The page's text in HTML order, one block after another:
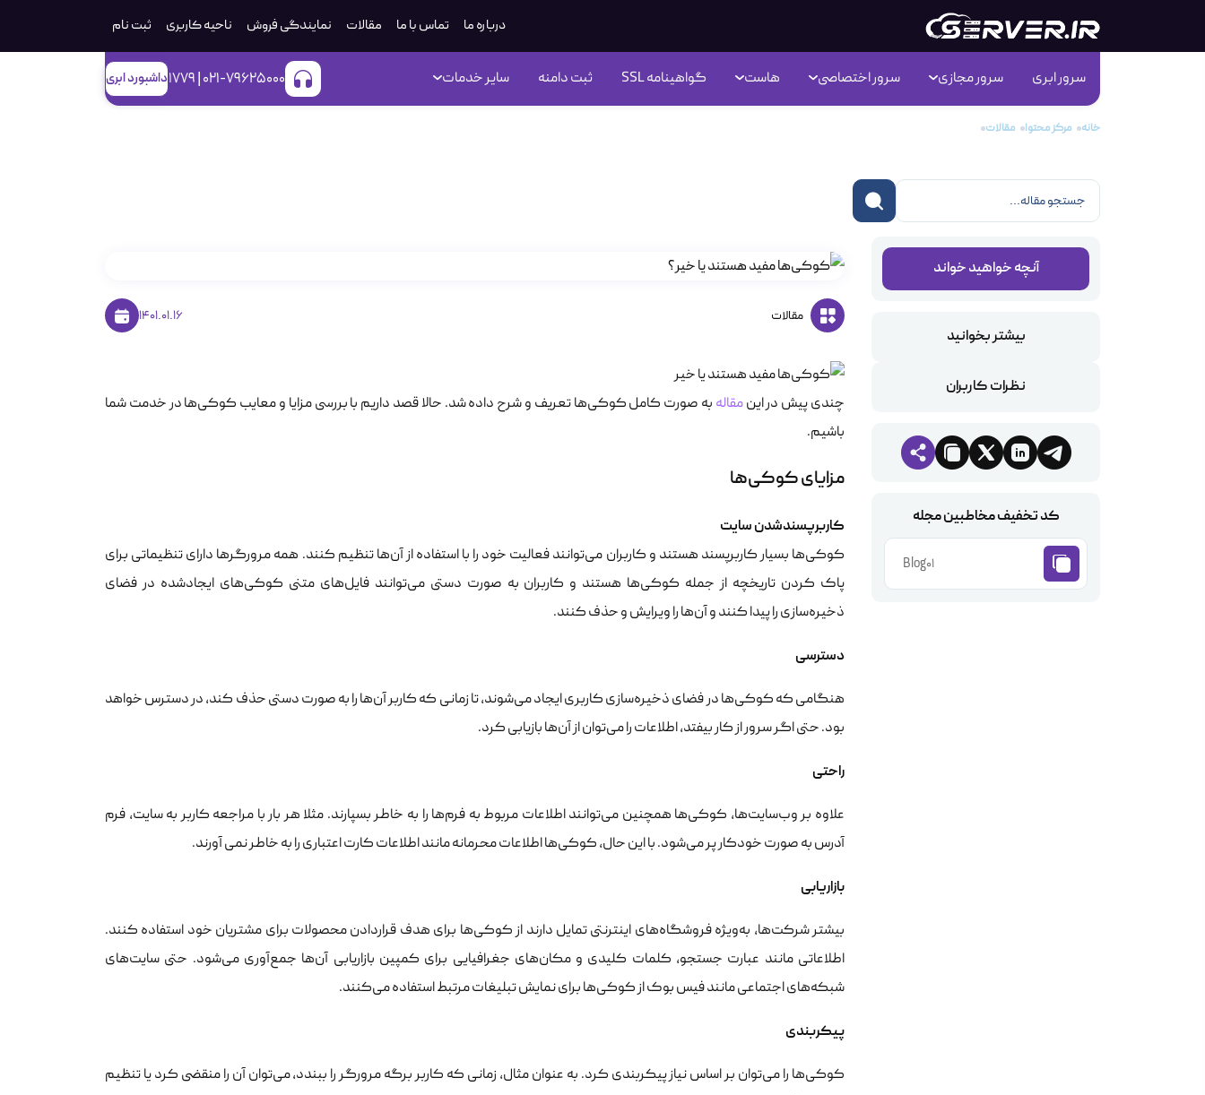
درباره ما تماس با ما مقالات نمایندگی فروش ناحیه کاربری ثبت‌ نام
سرور ابری سرور مجازی سرور اختصاصی هاست گواهینامه SSL ثبت دامنه سایر خدمات 021-79625000 | 1779 داشبورد ابری
خانه مرکز محتوا مقالات
آنچه خواهید خواند
بیشتر بخوانید
نظرات کاربران
کد تخفیف مخاطبین مجله
Blog01
مقالات 1401.01.16
چندی پیش در اینمقاله به صورت کامل کوکی‌ها تعریف و شرح داده شد. حالا قصد داریم با بررسی مزایا و معایب کوکی‌ها در خدمت شما
باشیم.
مزایای کوکی‌ها
کاربرپسندشدن سایت
کوکی‌ها بسیار کاربرپسند هستند و کاربران می‌توانند فعالیت خود را با استفاده از آن‌ها تنظیم کنند. همه مرورگرها دارای تنظیماتی برای
پاک کردن تاریخچه از جمله کوکی‌ها هستند و کاربران به صورت دستی می‌توانند فایل‌های متنی کوکی‌های ایجادشده در فضای
ذخیره‌سازی را پیدا کنند و آن‌ها را ویرایش و حذف کنند.
دسترسی
هنگامی که کوکی‌ها در فضای ذخیره‌سازی کاربری ایجاد می‌شوند، تا زمانی که کاربر آن‌ها را به صورت دستی حذف کند، در دسترس خواهد
بود. حتی اگر سرور از کار بیفتد، اطلاعات را می‌توان از آن‌ها بازیابی کرد.
راحتی
علاوه بر وب‌سایت‌ها، کوکی‌ها همچنین می‌توانند اطلاعات مربوط به فرم‌ها را به خاطر بسپارند. مثلا هر بار با مراجعه کاربر به سایت، فرم
آدرس به صورت خودکار پر می‌شود. با این حال، کوکی‌ها اطلاعات محرمانه مانند اطلاعات کارت اعتباری را به خاطر نمی آورند.
بازاریابی
بیشتر شرکت‌ها، به‌ویژه فروشگاه‌های اینترنتی تمایل دارند از کوکی‌ها برای هدف قراردادن محصولات برای مشتریان خود استفاده کنند.
اطلاعاتی مانند عبارت جستجو، کلمات کلیدی و مکان‌های جغرافیایی برای کمپین بازاریابی آن‌ها جمع‌آوری می‌شود. حتی سایت‌های
شبکه‌های اجتماعی مانند فیس بوک از کوکی‌ها برای نمایش تبلیغات مرتبط استفاده می‌کنند.
پیکربندی
کوکی‌ها را می‌توان بر اساس نیاز پیکربندی کرد. به عنوان مثال، زمانی که کاربر برگه مرورگر را ببندد، می‌توان آن را منقضی کرد یا تنظیم